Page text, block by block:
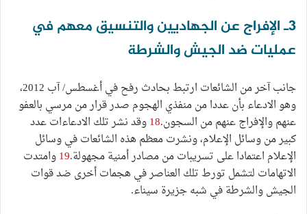
3ـ الإفراج عن الجهاديين والتنسيق معهم في
عمليات ضد الجيش والشرطة
جانب آخر من الشائعات ارتبط بحادث رفح في أغسطس/ آب 2012،
وهو الادعاء بأن عددا من منفذي الهجوم صدر قرار من مرسي بالعفو
عنهم والإفراج عنهم من السجون.18وقد نشر تلك الادعاءات عدد
كبير من وسائل الإعلام، ونشرت معظم هذه الشائعات في وسائل
الإعلام اعتمادا على تسريبات من مصادر أمنية مجهولة.19وامتدت
الاتهامات لتشمل تورط تلك العناصر في هجمات أخرى ضد قوات
الجيش والشرطة في شبه جزيرة سيناء.